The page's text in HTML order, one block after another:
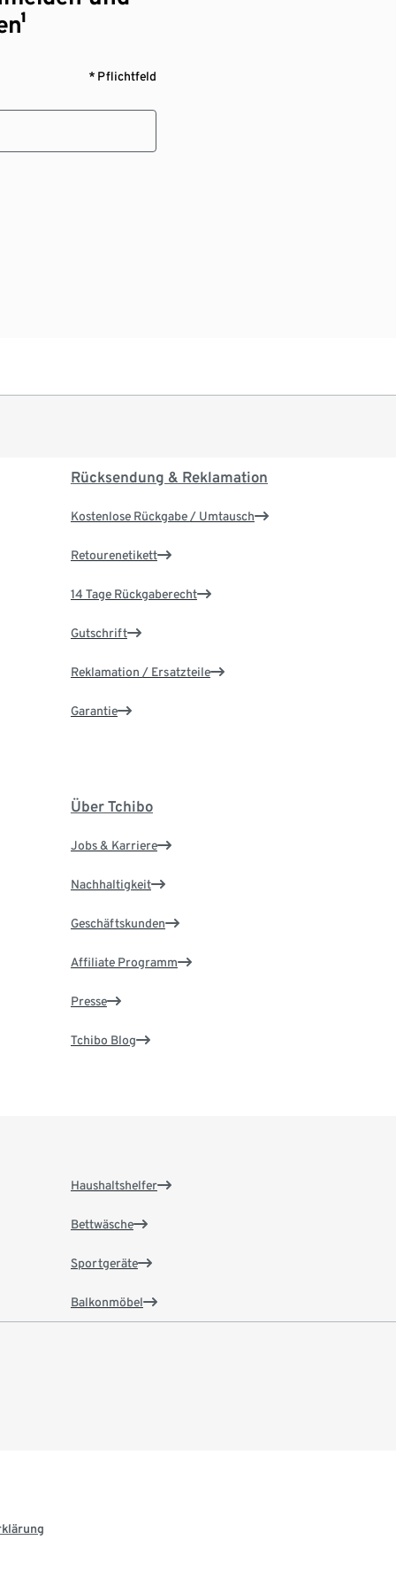
* Pflichtfeld
Rücksendung & Reklamation
Kostenlose Rückgabe / Umtausch
Retourenetikett
14 Tage Rückgaberecht
Gutschrift
Reklamation / Ersatzteile
Garantie
Über Tchibo
Jobs & Karriere
Nachhaltigkeit
Geschäftskunden
Affiliate Programm
Presse
Tchibo Blog
Haushaltshelfer
Bettwäsche
Sportgeräte
Balkonmöbel